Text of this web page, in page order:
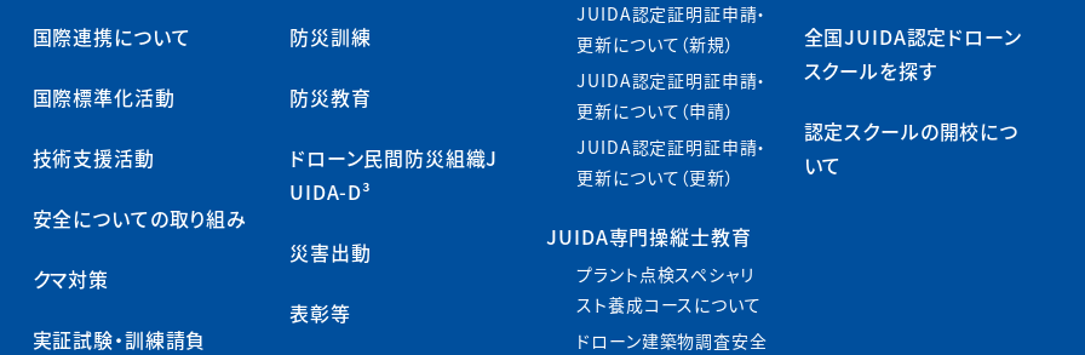
国際連携について
国際標準化活動
技術支援活動
安全についての取り組み
クマ対策
実証試験・訓練請負
防災訓練
防災教育
ドローン民間防災組織J
UIDA-D³
災害出動
表彰等
JUIDA認定証明証申請・
更新について（新規）
JUIDA認定証明証申請・
更新について（申請）
JUIDA認定証明証申請・
更新について（更新）
JUIDA専門操縦士教育
プラント点検スペシャリ
スト養成コースについて
ドローン建築物調査安全
全国JUIDA認定ドローン
スクールを探す
認定スクールの開校につ
いて